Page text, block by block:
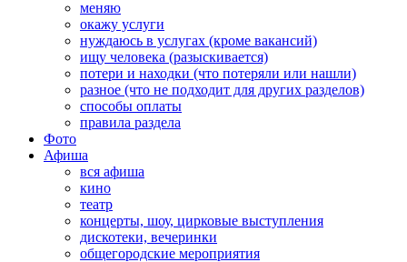
меняю
окажу услуги
нуждаюсь в услугах (кроме вакансий)
ищу человека (разыскивается)
потери и находки (что потеряли или нашли)
разное (что не подходит для других разделов)
способы оплаты
правила раздела
Фото
Афиша
вся афиша
кино
театр
концерты, шоу, цирковые выступления
дискотеки, вечеринки
общегородские мероприятия